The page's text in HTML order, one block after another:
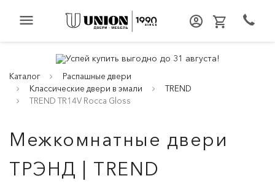
menu
Каталог
Распашные двери
Классические двери в эмали
TREND
TREND TR14V Rocca Gloss
Межкомнатные двери
ТРЭНД | TREND